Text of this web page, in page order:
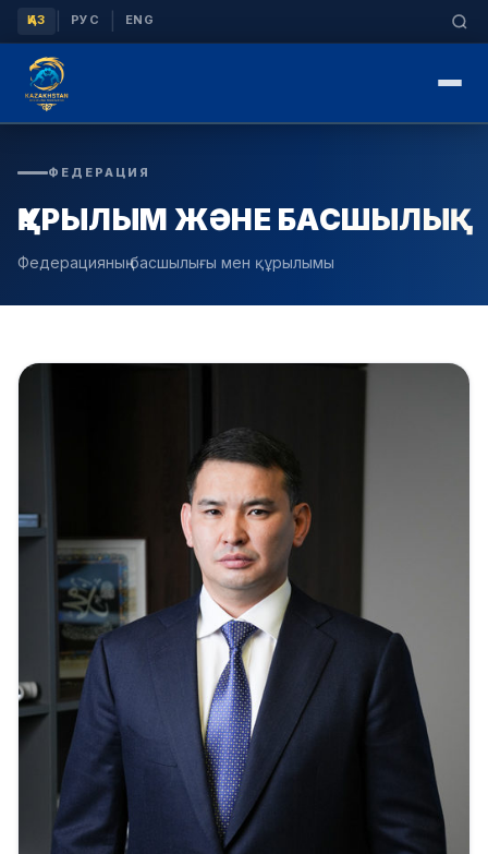
ҚАЗ РУС ENG
ФЕДЕРАЦИЯ
ҚҰРЫЛЫМ ЖӘНЕ БАСШЫЛЫҚ
Федерацияның басшылығы мен құрылымы